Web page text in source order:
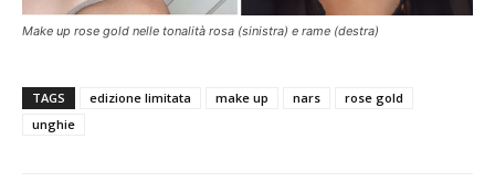
Make up rose gold nelle tonalità rosa (sinistra) e rame (destra)
TAGS edizione limitata make up nars
rose gold
unghie